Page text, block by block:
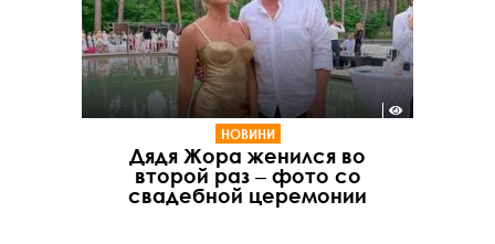
НОВИНИ
Дядя Жора женился во
второй раз ‒ фото со
свадебной церемонии